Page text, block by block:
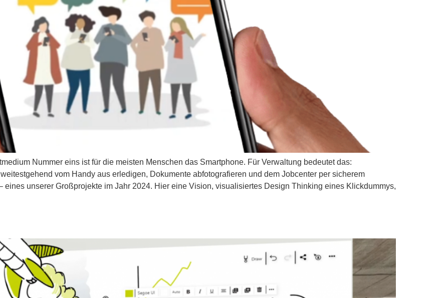
Nummer eins ist für die meisten Menschen das Smartphone. Für Verwaltung bedeutet das:
vom Handy aus erledigen, Dokumente abfotografieren und dem Jobcenter per sicherem
eines unserer Großprojekte im Jahr 2024. Hier eine Vision, visualisiertes Design Thinking eines Klickdummys,